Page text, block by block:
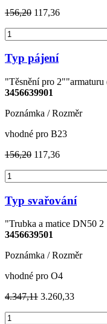
156,20 117,36
Typ pájení
"Těsnění pro 2""armaturu
3456639901
Poznámka / Rozměr
vhodné pro B23
156,20 117,36
Typ svařování
"Trubka a matice DN50
3456639501
Poznámka / Rozměr
vhodné pro O4
4.347,11 3.260,33